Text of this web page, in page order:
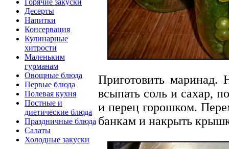
Горячие закуски
Десерты
Напитки
Консервация
Кулинарные
хитрости
Маленьким
гурманам
Овощные блюда
Первые блюда
Полевая кухня
Постные и
диетические блюда
Праздничные блюда
Салаты
Холодные закуски
Приготовить маринад.
всыпать соль и сахар,
и перец горошком.
банкам и накрыть